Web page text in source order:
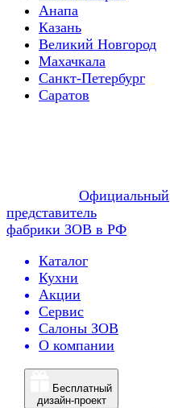
Анапа
Казань
Великий Новгород
Махачкала
Санкт-Петербург
Саратов
Официальный
представитель
фабрики ЗОВ в РФ
Каталог
Кухни
Акции
Сервис
Салоны ЗОВ
О компании
Бесплатный
дизайн-проект